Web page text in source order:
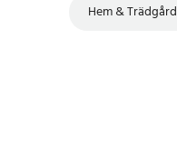
Hem & Trädgård